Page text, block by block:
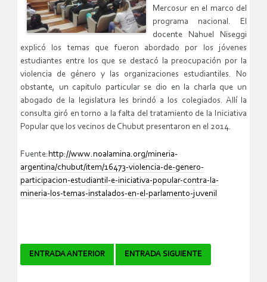
Mercosur en el marco del
programa nacional. El
docente Nahuel Niseggi
explicó los temas que fueron abordado por los jóvenes
estudiantes entre los que se destacó la preocupación por la
violencia de género y las organizaciones estudiantiles. No
obstante, un capitulo particular se dio en la charla que un
abogado de la legislatura les brindó a los colegiados. Allí la
consulta giró en torno a la falta del tratamiento de la Iniciativa
Popular que los vecinos de Chubut presentaron en el 2014.
Fuente: http://www.noalamina.org/mineria-
argentina/chubut/item/16473-violencia-de-genero-
participacion-estudiantil-e-iniciativa-popular-contra-la-
mineria-los-temas-instalados-en-el-parlamento-juvenil
Navegador
ENTRADA ANTERIOR ENTRADA SIGUIENTE